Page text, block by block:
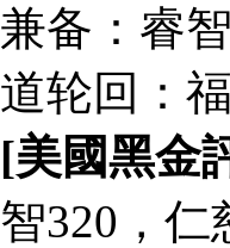
兼备：睿
道轮回：
[美國黑金
智320，